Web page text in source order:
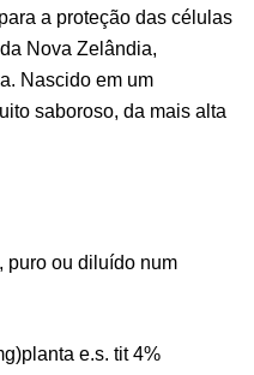
a proteção das células
Nova Zelândia,
Nascido em um
saboroso, da mais alta
puro ou diluído num
e.s. tit 4%